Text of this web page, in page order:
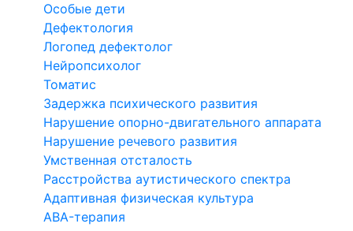
Особые дети
Дефектология
Логопед дефектолог
Нейропсихолог
Томатис
Задержка психического развития
Нарушение опорно-двигательного аппарата
Нарушение речевого развития
Умственная отсталость
Расстройства аутистического спектра
Адаптивная физическая культура
ABA-терапия